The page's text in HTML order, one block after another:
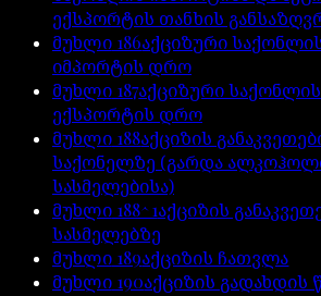
ექსპორტის თანხის
მუხლი 186აქციზური
იმპორტის დრო
მუხლი 187აქციზური
ექსპორტის დრო
მუხლი 188აქციზის
საქონელზე (გარდა
სასმელებისა)
მუხლი 188^1აქციზის
სასმელებზე
მუხლი 189აქციზის ჩათვლა
მუხლი 190აქციზის გადახდის